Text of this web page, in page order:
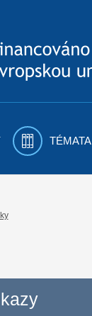
TÉMATA